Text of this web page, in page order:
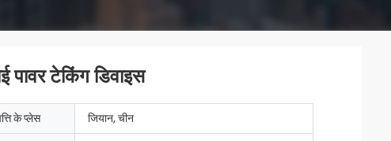
पावर टेकिंग डिवाइस
के प्लेस जियान, चीन